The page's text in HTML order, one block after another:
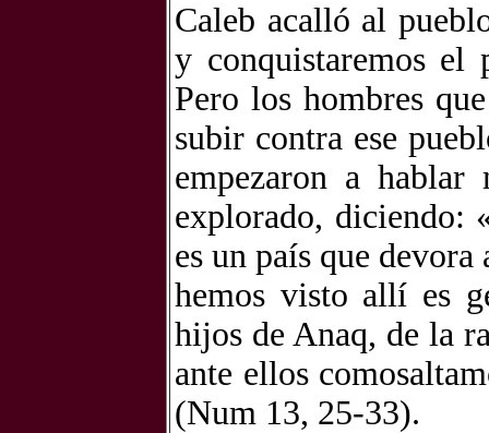
Caleb acalló al
y conquistaremos el
Pero los hombres
subir contra ese
empezaron a
explorado, diciendo:
es un país que
hemos visto allí es
hijos de Anaq, de la
ante ellos
(Num 13, 25-33).